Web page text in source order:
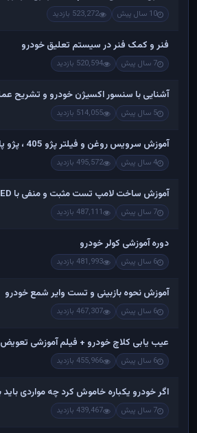
10 سال پیش 523,272 بازدید
فنر و کمک فنر در سیستم تعلیق خودرو
7 سال پیش 520,594 بازدید
آشنایی با سنسور اکسیژن خودرو و تشریح
5 سال پیش 514,055 بازدید
آموزش سرویس روغن و فیلتر پژو 405 ، پژو پارس و سمند و ...
4 سال پیش 495,572 بازدید
آموزش ساخت لامپ تست مثبت و منفی با LED
7 سال پیش 487,111 بازدید
دوره آموزشی کولر خودرو
6 سال پیش 481,993 بازدید
آموزش نحوه بازبینی و تست وایر شمع خودرو
6 سال پیش 467,307 بازدید
عیب یابی کلاچ خودرو + فیلم آموزشی تعویض
6 سال پیش 455,966 بازدید
اگر خودرو یکباره خاموش کرد چه مواردی باید
7 سال پیش 439,467 بازدید